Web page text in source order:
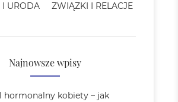
URODA ZWIĄZKI I RELACJE
Najnowsze wpisy
hormonalny kobiety – jak